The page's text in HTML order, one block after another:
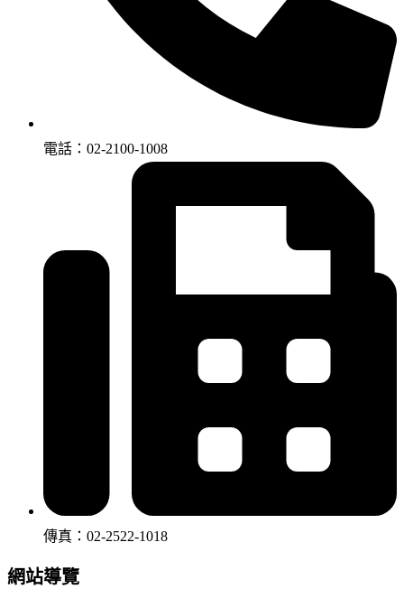
電話：02-2100-1008
傳真：02-2522-1018
網站導覽